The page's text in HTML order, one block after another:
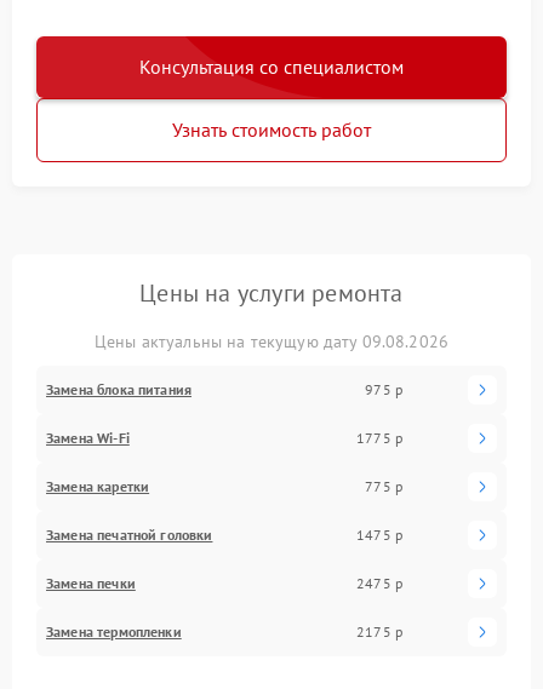
Консультация со специалистом
Узнать стоимость работ
Цены на услуги ремонта
Цены актуальны на текущую дату 09.08.2026
Замена блока питания 975 р
Замена Wi-Fi 1775 р
Замена каретки 775 р
Замена печатной головки 1475 р
Замена печки 2475 р
Замена термопленки 2175 р